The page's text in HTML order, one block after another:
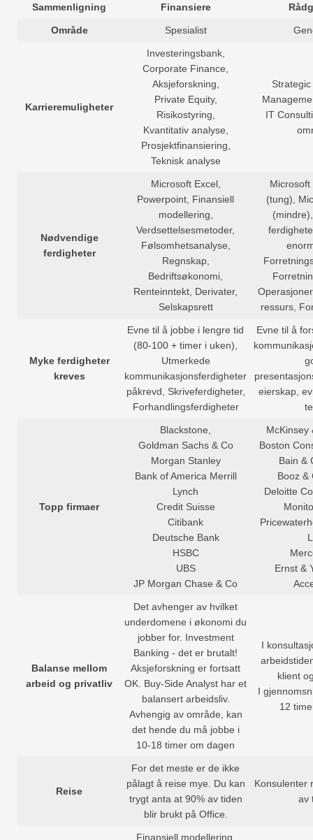
Sammenligning Finansiere
Område Spesialist
Karrieremuligheter
Investeringsbank,
Corporate Finance,
Aksjeforskning,
Private Equity,
Risikostyring,
Kvantitativ analyse,
Prosjektfinansiering,
Teknisk analyse
IT
Nødvendige
ferdigheter
Microsoft Excel,
Powerpoint, Finansiell
modellering,
Verdsettelsesmetoder,
Følsomhetsanalyse,
Regnskap,
Bedriftsøkonomi,
Renteinntekt, Derivater,
Selskapsrett
Microsoft
(tung),
ressurs,
Myke ferdigheter
kreves
Evne til å jobbe i lengre tid
(80-100 + timer i uken),
Utmerkede
kommunikasjonsferdigheter
påkrevd, Skriveferdigheter,
Forhandlingsferdigheter
Evne til å
eierskap,
Topp firmaer
Blackstone,
Goldman Sachs & Co
Morgan Stanley
Bank of America Merrill
Lynch
Credit Suisse
Citibank
Deutsche Bank
HSBC
UBS
JP Morgan Chase & Co
McKinsey
Boston
Bain &
Booz &
Deloitte
Ernst &
Balanse mellom
arbeid og privatliv
Det avhenger av hvilket
underdomene i økonomi du
jobber for. Investment
Banking - det er brutalt!
Aksjeforskning er fortsatt
OK. Buy-Side Analyst har et
balansert arbeidsliv.
Avhengig av område, kan
det hende du må jobbe i
10-18 timer om dagen
I
klient
I
12
Reise
For det meste er de ikke
pålagt å reise mye. Du kan
trygt anta at 90% av tiden
blir brukt på Office.
Konsulenter
av
Finansiell modellering,